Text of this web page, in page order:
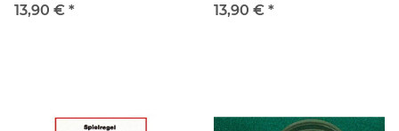
13,90 € *
13,90 € *